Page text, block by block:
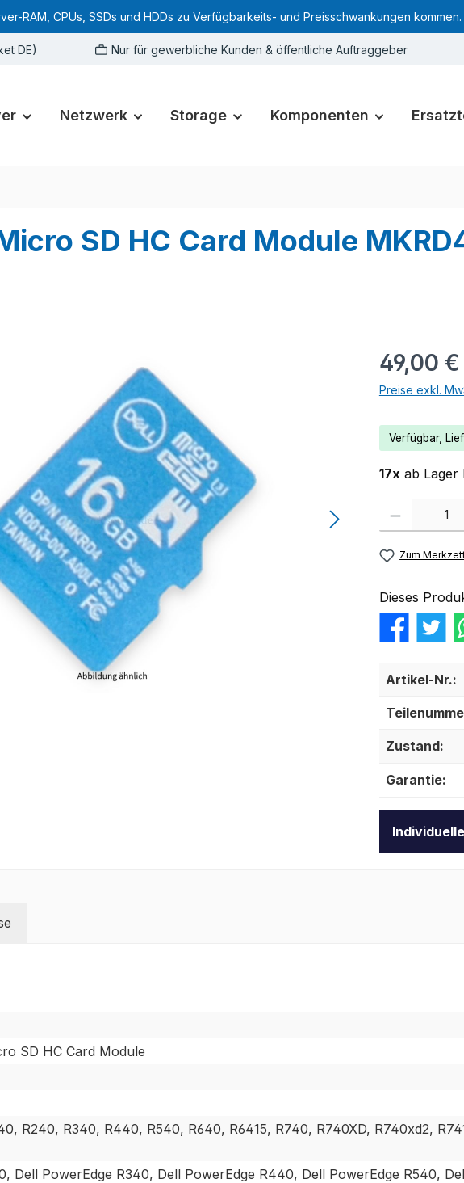
RAM, CPUs, SSDs und HDDs zu Verfügbarkeits- und Preisschwankungen
DE) Nur für gewerbliche Kunden & öffentliche Auftraggeber
Netzwerk Storage Komponenten
SD HC Card Module
49,00 €
Preise exkl.
Verfügbar,
17x ab Lager
Produkt Anzahl:
Zum
Dieses
Artikel-Nr.:
Zustand:
Garantie:
SD HC Card Module
R240, R340, R440, R540, R640, R6415, R740, R740XD, R740xd2,
Dell PowerEdge R340, Dell PowerEdge R440, Dell PowerEdge R540,